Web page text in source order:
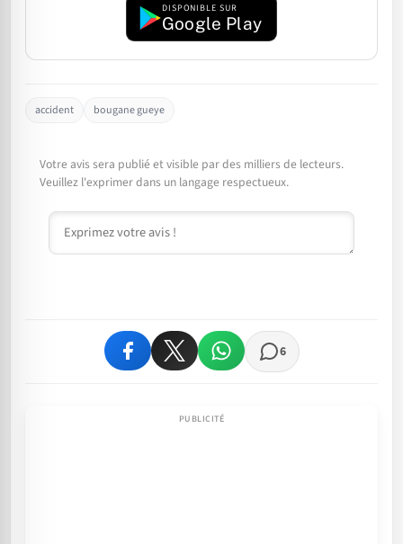
DISPONIBLE SUR
Google Play
accident bougane gueye
Votre avis sera publié et visible par des milliers de lecteurs.
Veuillez l'exprimer dans un langage respectueux.
Commentaire
6